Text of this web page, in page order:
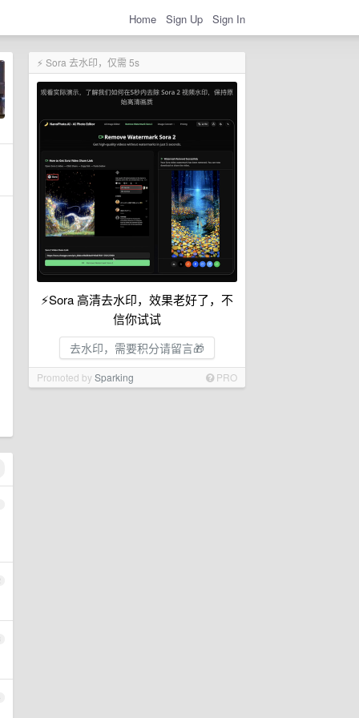
Home Sign Up Sign In
⚡ Sora 去水印，仅需 5s
⚡Sora 高清去水印，效果老好了，不
信你试试
去水印，需要积分请留言🎁
Promoted bySparking PRO